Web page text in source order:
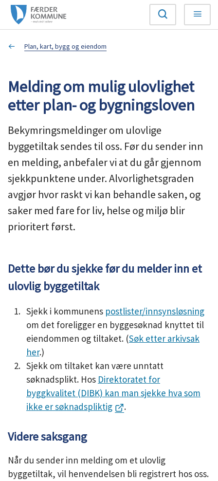
F
æ
d
e
r
k
o
m
m
u
e
Søk Meny
Du
her:
Plan, kart, bygg og eiendom
Melding om mulig ulovlighet
etter plan- og bygningsloven
Bekymringsmeldinger om ulovlige
byggetiltak sendes til oss. Før du sender inn
en melding, anbefaler vi at du går gjennom
sjekkpunktene under. Alvorlighetsgraden
avgjør hvor raskt vi kan behandle saken, og
saker med fare for liv, helse og miljø blir
prioritert først.
Dette bør du sjekke før du melder inn et
ulovlig byggetiltak
Sjekk i kommunens postlister/innsynsløsning
om det foreligger en byggesøknad knyttet til
eiendommen og tiltaket. (Søk etter arkivsak
her.)
Sjekk om tiltaket kan være unntatt
søknadsplikt. Hos Direktoratet for
byggkvalitet (DIBK) kan man sjekke hva som
ikke er søknadspliktig
.
Videre saksgang
Når du sender inn melding om et ulovlig
byggetiltak, vil henvendelsen bli registrert hos oss.